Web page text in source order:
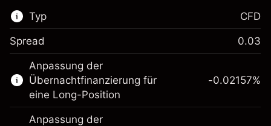
Typ
Dieser Finanzmarkt steht für das CFD-
Trading zur Verfügung.
Erfahren Sie mehr über:
CFDs
CFD
Spread 0.03
Anpassung der
Übernachtfinanzierung für
eine Long-Position
-0.02157%
Anpassung der